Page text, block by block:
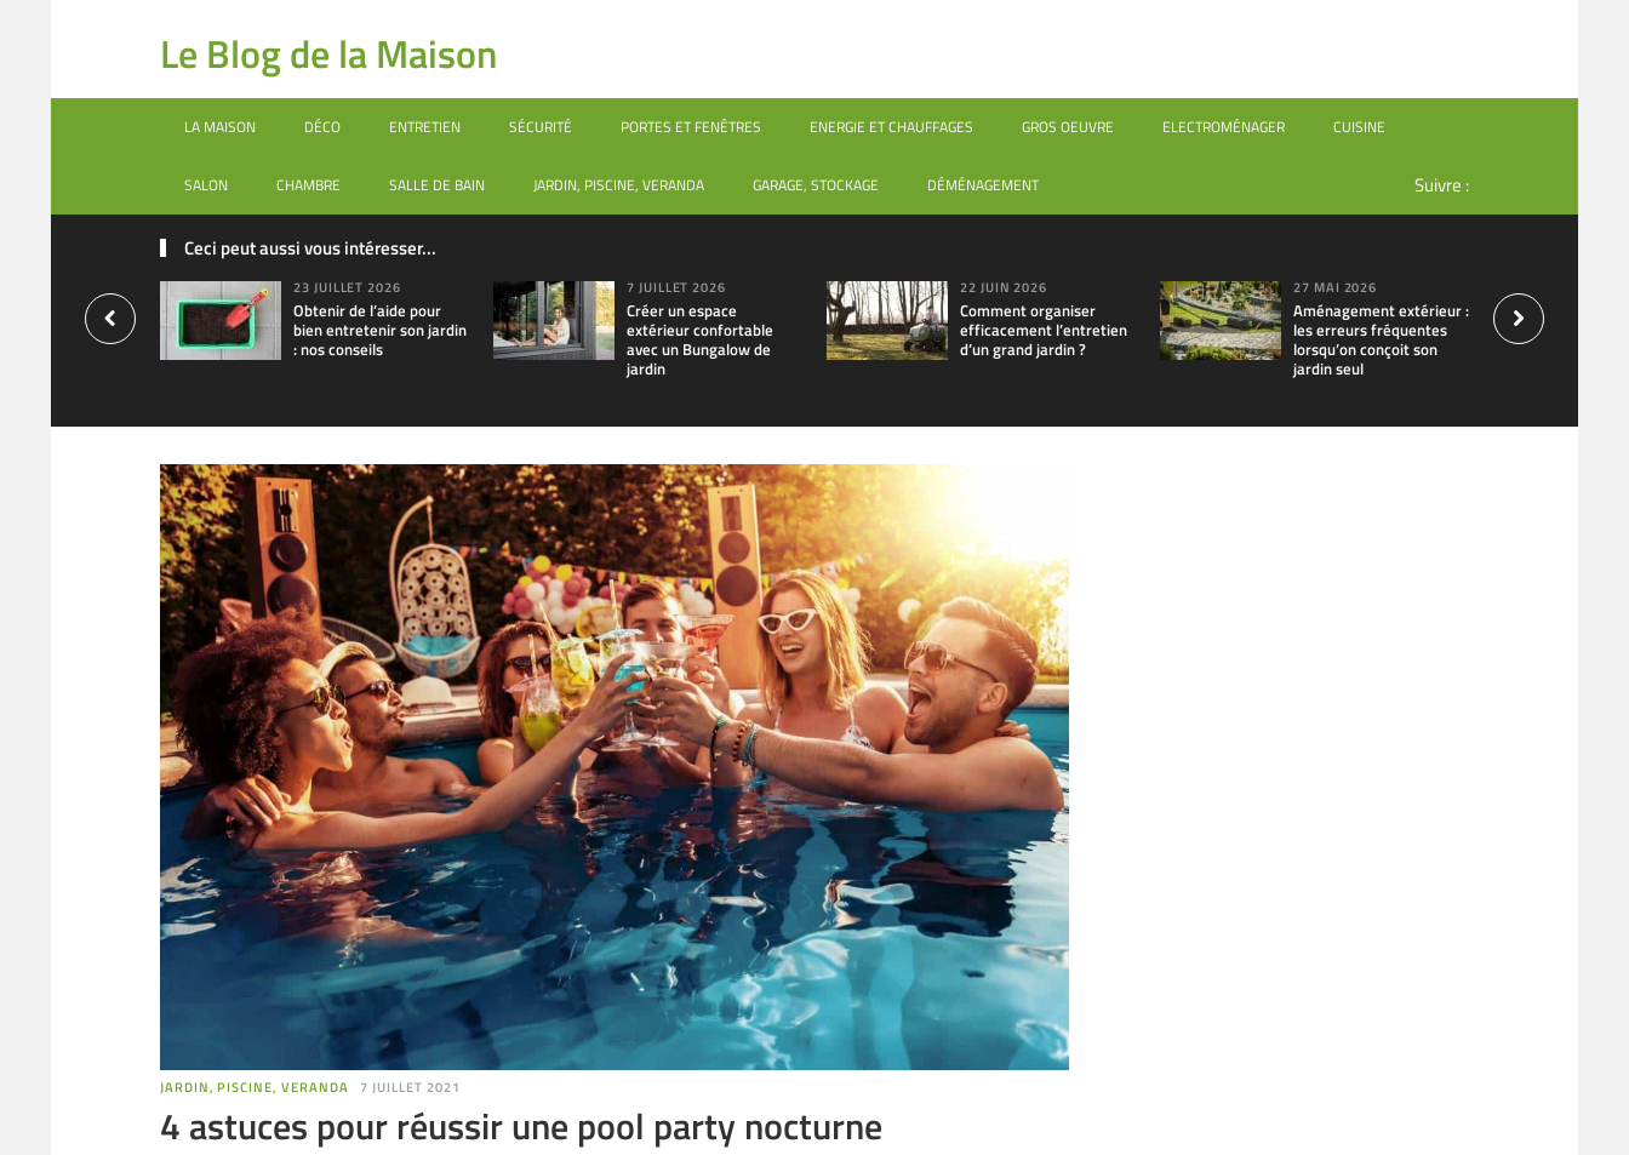
Le Blog de la Maison
LA MAISON DÉCO ENTRETIEN SÉCURITÉ PORTES ET FENÊTRES ENERGIE ET CHAUFFAGES GROS OEUVRE ELECTROMÉNAGER CUISINE
SALON CHAMBRE SALLE DE BAIN JARDIN, PISCINE, VERANDA GARAGE, STOCKAGE DÉMÉNAGEMENT Suivre :
Ceci peut aussi vous intéresser...
23 JUILLET 2026
Obtenir de l’aide pour
bien entretenir son jardin
: nos conseils
7 JUILLET 2026
Créer un espace
extérieur confortable
avec un Bungalow de
jardin
22 JUIN 2026
Comment organiser
efficacement l’entretien
d’un grand jardin ?
27 MAI 2026
Aménagement extérieur :
les erreurs fréquentes
lorsqu’on conçoit son
jardin seul
JARDIN, PISCINE, VERANDA 7 JUILLET 2021
4 astuces pour réussir une pool party nocturne